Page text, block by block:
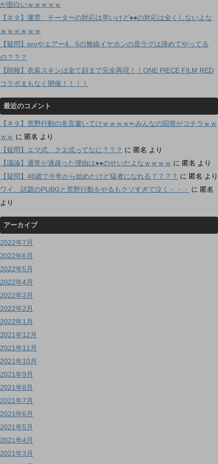
が面白いｗｗｗｗｗ
【ネタ】運営、チーターの対応は早いけど●●の対応は全くしないよな
ｗｗｗｗｗｗ
【疑問】proやエアー4、5の無線イヤホンの音ラグは諦めてやってる
の？？？
【朗報】衣装スキンは全て顔まで完全再現！！ONE PIECE FILM RED
コラボまもなく開催！！！！
最近のコメント
【ネタ】荒野行動の名言書いてけｗｗｗｗ⇐みんなの回答がコチラｗｗ
ｗｗ に 匿名 より
【疑問】エマ式、クエ式ってなに？？？ に 匿名 より
【議論】通常が過疎った理由は●●のせいだよなｗｗｗｗ に 匿名 より
【疑問】48歳で今年から始めたけど猛者になれる？？？？ に 匿名 より
ワイ、話題のPUBGと荒野行動をやるもクソすぎて泣く・・・
に 匿名
より
アーカイブ
2022年7月
2022年6月
2022年5月
2022年4月
2022年3月
2022年2月
2022年1月
2021年12月
2021年11月
2021年10月
2021年9月
2021年8月
2021年7月
2021年6月
2021年5月
2021年4月
2021年3月